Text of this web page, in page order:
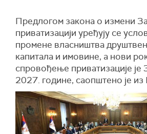
Предлогом закона о измени
приватизацији уређују се
промене власништва
капитала и имовине, а нови
спровођење приватизације је
2027. године, саопштено је из